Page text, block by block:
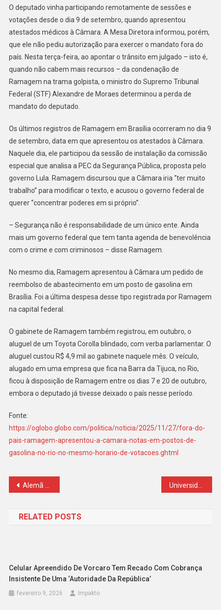
O deputado vinha participando remotamente de sessões e
votações desde o dia 9 de setembro, quando apresentou
atestados médicos à Câmara. A Mesa Diretora informou, porém,
que ele não pediu autorização para exercer o mandato fora do
país. Nesta terça-feira, ao apontar o trânsito em julgado – isto é,
quando não cabem mais recursos – da condenação de
Ramagem na trama golpista, o ministro do Supremo Tribunal
Federal (STF) Alexandre de Moraes determinou a perda de
mandato do deputado.
Os últimos registros de Ramagem em Brasília ocorreram no dia 9
de setembro, data em que apresentou os atestados à Câmara.
Naquele dia, ele participou da sessão de instalação da comissão
especial que analisa a PEC da Segurança Pública, proposta pelo
governo Lula. Ramagem discursou que a Câmara iria “ter muito
trabalho” para modificar o texto, e acusou o governo federal de
querer “concentrar poderes em si próprio”.
– Segurança não é responsabilidade de um único ente. Ainda
mais um governo federal que tem tanta agenda de benevolência
com o crime e com criminosos – disse Ramagem.
No mesmo dia, Ramagem apresentou à Câmara um pedido de
reembolso de abastecimento em um posto de gasolina em
Brasília. Foi a última despesa desse tipo registrada por Ramagem
na capital federal.
O gabinete de Ramagem também registrou, em outubro, o
aluguel de um Toyota Corolla blindado, com verba parlamentar. O
aluguel custou R$ 4,9 mil ao gabinete naquele mês. O veículo,
alugado em uma empresa que fica na Barra da Tijuca, no Rio,
ficou à disposição de Ramagem entre os dias 7 e 20 de outubro,
embora o deputado já tivesse deixado o país nesse período.
Fonte:
https://oglobo.globo.com/politica/noticia/2025/11/27/fora-do-
pais-ramagem-apresentou-a-camara-notas-em-postos-de-
gasolina-no-rio-no-mesmo-horario-de-votacoes.ghtml
Navegação
Post
Alemã viraliza;homem que filmou seu bumbum
RELATED POSTS
Celular Apreendido De Vorcaro Tem Recado Com Cobrança
Insistente De Uma ‘autoridade Da República’
fevereiro 9, 2026 Impakto